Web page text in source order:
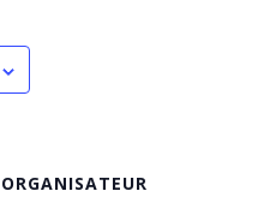
ORGANISATEUR